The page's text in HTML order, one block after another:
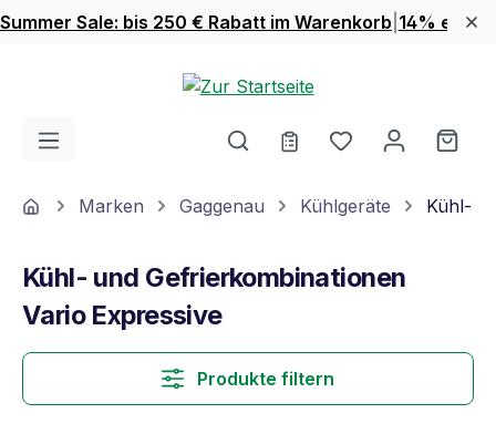
Zum Hauptinhalt springen
Summer Sale: bis 250 € Rabatt im Warenkorb 14% extra
Du hast 0
HomeMarken Gaggenau Kühlgeräte Kühl-
Kühl- und Gefrierkombinationen
Vario Expressive
Produkte filtern